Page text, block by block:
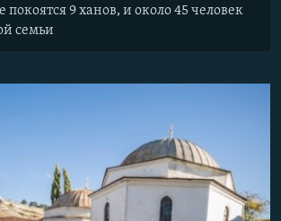
9 ханов, и около 45 человек
семьи